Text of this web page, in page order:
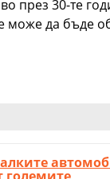
през 30-те
може да бъде